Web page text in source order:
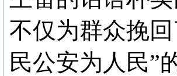
不仅为群众挽
民公安为人民”